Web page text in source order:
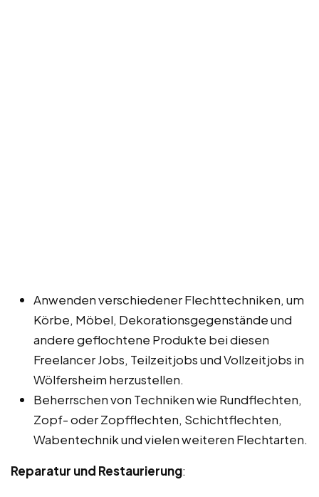
Anwenden verschiedener Flechttechniken, um
Körbe, Möbel, Dekorationsgegenstände und
andere geflochtene Produkte bei diesen
Freelancer Jobs, Teilzeitjobs und Vollzeitjobs in
Wölfersheim herzustellen.
Beherrschen von Techniken wie Rundflechten,
Zopf- oder Zopfflechten, Schichtflechten,
Wabentechnik und vielen weiteren Flechtarten.
Reparatur und Restaurierung: